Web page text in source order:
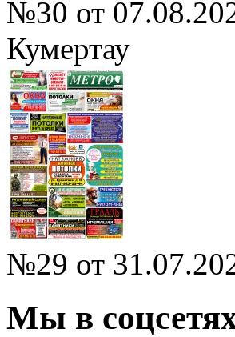
№30 от
Кумертау
№29 от
Мы в